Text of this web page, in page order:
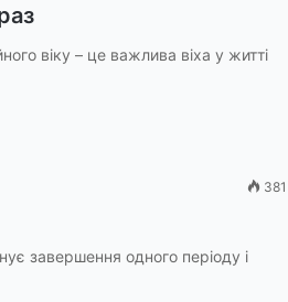
віку – це важлива віха у житті
381
завершення одного періоду і